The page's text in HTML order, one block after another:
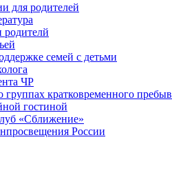
для родителей
родителй
семей с детьми
ЧР
кратковременного
гостиной
«Сближение»
России